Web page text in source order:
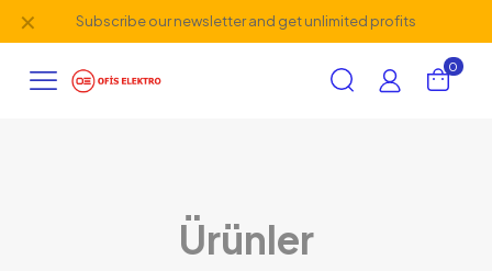
Subscribe our newsletter and get unlimited profits
✕
0
Ürünler